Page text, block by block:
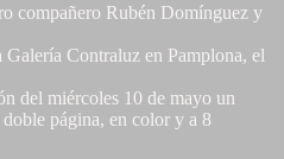
compañero Rubén Domínguez y
Galería Contraluz en Pamplona, el
del miércoles 10 de mayo un
página, en color y a 8